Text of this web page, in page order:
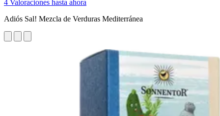
4 Valoraciones hasta ahora
Adiós Sal! Mezcla de Verduras Mediterránea